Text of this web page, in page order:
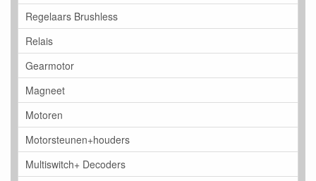
Regelaars Brushless
Relais
Gearmotor
Magneet
Motoren
Motorsteunen+houders
Multiswitch+ Decoders